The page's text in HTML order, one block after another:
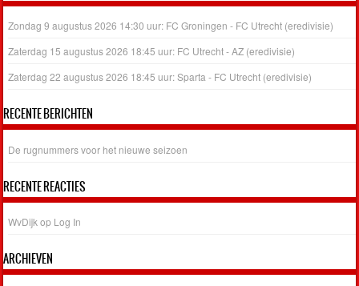
Zondag 9 augustus 2026 14:30 uur: FC Groningen - FC Utrecht (eredivisie)
Zaterdag 15 augustus 2026 18:45 uur: FC Utrecht - AZ (eredivisie)
Zaterdag 22 augustus 2026 18:45 uur: Sparta - FC Utrecht (eredivisie)
RECENTE BERICHTEN
De rugnummers voor het nieuwe seizoen
RECENTE REACTIES
WvDijk op Log In
ARCHIEVEN